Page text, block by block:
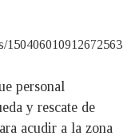
150406010912672563
personal
y rescate de
acudir a la zona